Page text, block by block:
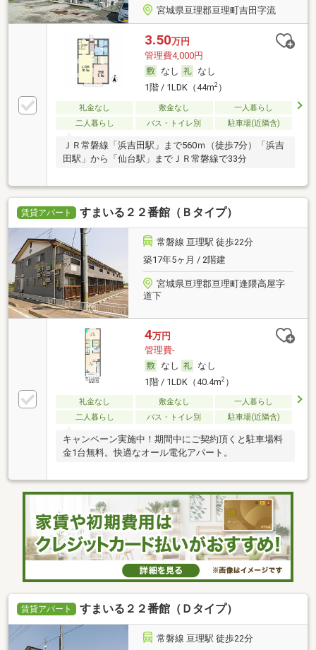
宮城県亘理郡亘理町吉田字流
3.50万円
管理費4,000円
なし
なし
1階 / 1LDK（44m2）
礼金なし 敷金なし
一人暮らし
二人暮らし
バス・トイレ別 駐車場(近隣含)
ＪＲ常磐線「浜吉田駅」まで560ｍ（徒歩7分）「浜吉
田駅」から「仙台駅」までＪＲ常磐線で33分
賃貸アパート すまいる２２番館（Ｂタイプ）
常磐線 亘理駅 徒歩22分
築17年5ヶ月 / 2階建
宮城県亘理郡亘理町逢隈高屋字
道下
4万円
管理費-
なし
なし
1階 / 1LDK（40.4m2）
礼金なし 敷金なし
一人暮らし
二人暮らし
バス・トイレ別 駐車場(近隣含)
キャンペーン実施中！期間中にご契約頂くと駐車場料
金1台無料。快適なオール電化アパート。
賃貸アパート すまいる２２番館（Ｄタイプ）
常磐線 亘理駅 徒歩22分